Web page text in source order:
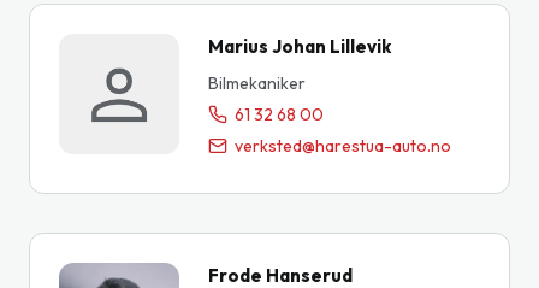
Marius Johan Lillevik
Bilmekaniker
61 32 68 00
verksted@harestua-auto.no
Frode Hanserud